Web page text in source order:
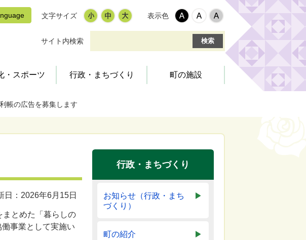
文字サイズ 表示色
サイト内検索
日当番医
費医療
下水道 道路・環境
・スポーツ 行政・まちづくり
ふるさとづくり寄附金
町の施設
ポーツ施設
町営住宅
国・県出先機関
帳の広告を募集します
日：2026年6月15日
とめた「暮らしの
事業として実施い
行政・まちづくり
お知らせ（行政・まち
づくり）
町の紹介